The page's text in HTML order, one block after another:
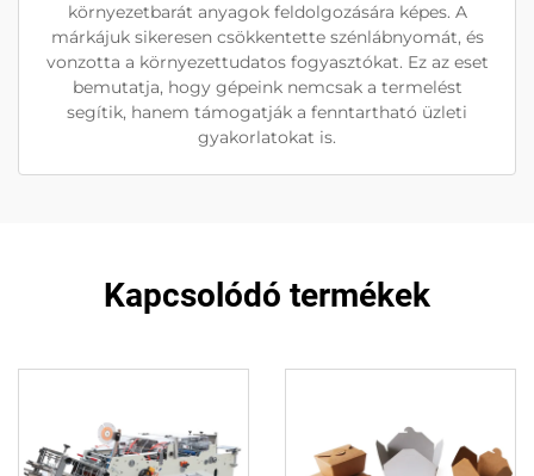
környezetbarát anyagok feldolgozására képes. A
márkájuk sikeresen csökkentette szénlábnyomát, és
vonzotta a környezettudatos fogyasztókat. Ez az eset
bemutatja, hogy gépeink nemcsak a termelést
segítik, hanem támogatják a fenntartható üzleti
gyakorlatokat is.
Kapcsolódó termékek